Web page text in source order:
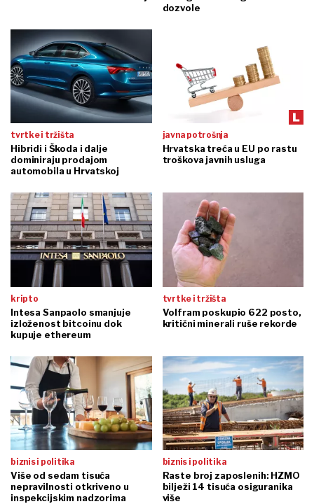
dozvole
tvrtke i tržišta
Hibridi i Škoda i dalje
dominiraju prodajom
automobila u Hrvatskoj
javna potrošnja
Hrvatska treća u EU po rastu
troškova javnih usluga
kripto
Intesa Sanpaolo smanjuje
izloženost bitcoinu dok
kupuje ethereum
tvrtke i tržišta
Volfram poskupio 622 posto,
kritični minerali ruše rekorde
biznis i politika
Više od sedam tisuća
nepravilnosti otkriveno u
inspekcijskim nadzorima
biznis i politika
Raste broj zaposlenih: HZMO
bilježi 14 tisuća osiguranika
više